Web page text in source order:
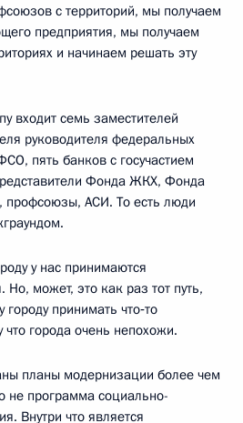
с территорий, мы получаем
предприятия, мы получаем
и начинаем решать эту
входит семь заместителей
руководителя федеральных
пять банков с госучастием
Фонда ЖКХ, Фонда
АСИ. То есть люди
у нас принимаются
может, это как раз тот путь,
принимать что‑то
что города очень непохожи.
планы модернизации более чем
не программа социально-
Внутри что является